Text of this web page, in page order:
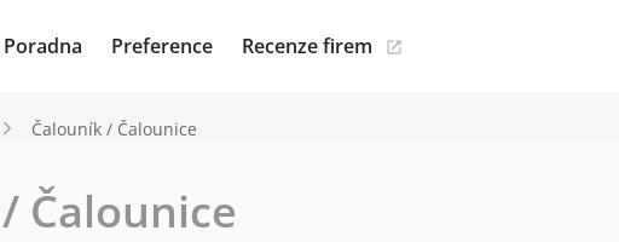
Poradna Preference Recenze firem
Čalouník / Čalounice
Čalounice